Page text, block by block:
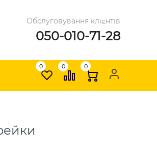
Обслуговування клієнтів
050-010-71-28
0 0 0